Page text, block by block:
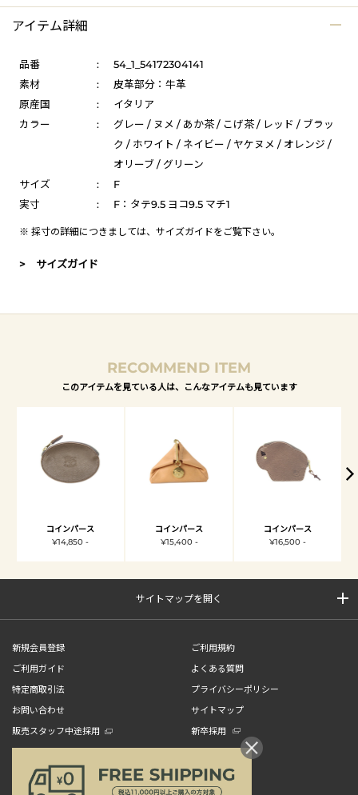
アイテム詳細
品番 :
54_1_54172304141
素材
:
皮革部分：牛革
原産国
:
イタリア
カラー
:
グレー / ヌメ / あか茶 / こげ茶 / レッド / ブラッ
ク / ホワイト / ネイビー / ヤケヌメ / オレンジ /
オリーブ / グリーン
サイズ
:
F
実寸
: F：タテ9.5 ヨコ9.5 マチ1
※ 採寸の詳細につきましては、 サイズガイドをご覧下さい。
> サイズガイド
RECOMMEND ITEM
このアイテムを見ている人は、こんなアイテムも見ています
コインパース
¥14,850 -
コインパース
¥15,400 -
コインパース
¥16,500 -
サイトマップを開く
新規会員登録
ご利用規約
ご利用ガイド
よくある質問
特定商取引法
プライバシーポリシー
お問い合わせ
サイトマップ
販売スタッフ中途採用
新卒採用